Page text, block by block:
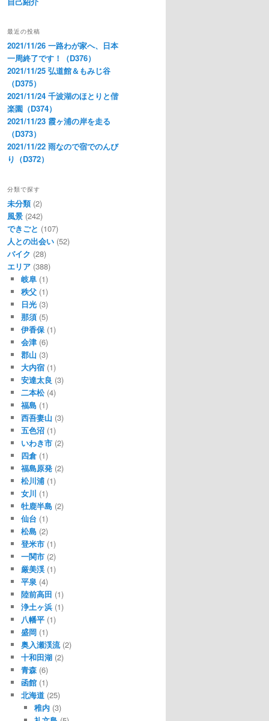
最近の投稿
2021/11/26 一路わが家へ、日本
一周終了です！（D376）
2021/11/25 弘道館＆もみじ谷
（D375）
2021/11/24 千波湖のほとりと偕
楽園（D374）
2021/11/23 霞ヶ浦の岸を走る
（D373）
2021/11/22 雨なので宿でのんび
り（D372）
分類で探す
未分類(2)
風景 (242)
できごと (107)
人との出会い (52)
バイク (28)
エリア (388)
岐阜(1)
秩父(1)
日光(3)
那須(5)
伊香保(1)
会津(6)
郡山 (3)
大内宿(1)
安達太良 (3)
二本松(4)
福島(1)
西吾妻山 (3)
五色沼(1)
いわき市(2)
四倉(1)
福島原発(2)
松川浦(1)
女川 (1)
牡鹿半島(2)
仙台 (1)
松島(2)
登米市(1)
一関市(2)
厳美渓(1)
平泉 (4)
陸前高田 (1)
浄土ヶ浜(1)
八幡平(1)
盛岡(1)
奥入瀬渓流(2)
十和田湖(2)
青森(6)
函館(1)
北海道(25)
稚内 (3)